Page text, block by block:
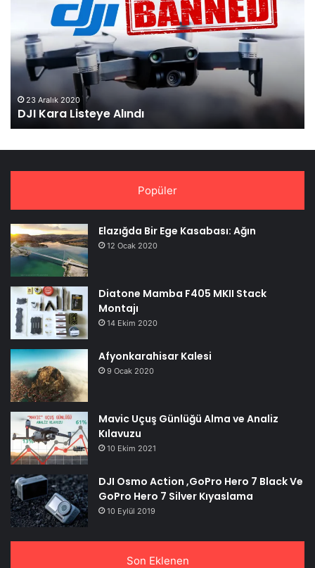
23 Aralık 2020
DJI Kara Listeye Alındı
Popüler
Elazığda Bir Ege Kasabası: Ağın
12 Ocak 2020
Diatone Mamba F405 MKII Stack
Montajı
14 Ekim 2020
Afyonkarahisar Kalesi
9 Ocak 2020
Mavic Uçuş Günlüğü Alma ve Analiz
Kılavuzu
10 Ekim 2021
DJI Osmo Action ,GoPro Hero 7 Black Ve
GoPro Hero 7 Silver Kıyaslama
10 Eylül 2019
Son Eklenen